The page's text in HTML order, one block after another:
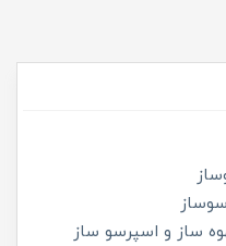
ساز و اسپرسو ساز